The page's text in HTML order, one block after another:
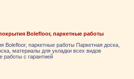
Bolefloor, паркетные работы
Bolefloor, паркетные работы Паркетная доска,
материалы для укладки всех видов
работы с гарантией